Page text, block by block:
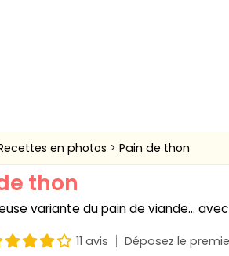
en photos Pain de thon
thon
variante du pain de viande...
11 avis Déposez le